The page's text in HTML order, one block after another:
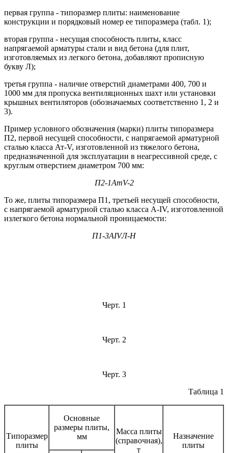
первая группа - типоразмер плиты: наименование
конструкции и порядковый номер ее типоразмера (табл. 1);
вторая группа - несущая способность плиты, класс
напрягаемой арматуры стали и вид бетона (для плит,
изготовляемых из легкого бетона, добавляют прописную
букву Л);
третья группа - наличие отверстий диаметрами 400, 700 и
1000 мм для пропуска вентиляционных шахт или установки
крышных вентиляторов (обозначаемых соответственно 1, 2 и
3).
Пример условного обозначения (марки) плиты типоразмера
П2, первой несущей способности, с напрягаемой арматурной
сталью класса Ат-V, изготовленной из тяжелого бетона,
предназначенной для эксплуатации в неагрессивной среде, с
круглым отверстием диаметром 700 мм:
П2-1АтV-2
То же, плиты типоразмера П1, третьей несущей способности,
с напрягаемой арматурной сталью класса А-IV, изготовленной
излегкого бетона нормальной проницаемости:
П1-3АIVЛ-Н
Черт. 1
Черт. 2
Черт. 3
Таблица 1
Типоразмер
плиты
Основные
размеры плиты,
мм
Масса плиты
(справочная),
т
Назначение
плиты